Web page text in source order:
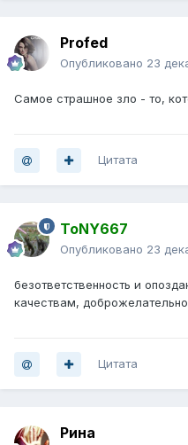
Profed
Опубликовано 23
Самое страшное зло - то,
Цитата
ToNY667
Опубликовано 23
безответственность и
качествам,
Цитата
Рина